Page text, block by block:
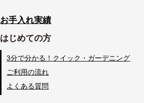
お手入れ実績
はじめての方
3分で分かる！クイック・ガーデニング
ご利用の流れ
よくある質問